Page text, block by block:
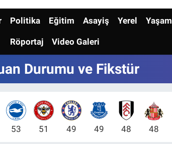
Politika Eğitim Asayiş Yerel Yaşam
Röportaj Video Galeri
Durumu ve Fikstür
53 51 49 49 48 48